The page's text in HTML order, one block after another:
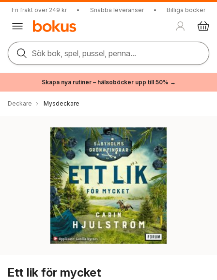
Fri frakt över 249 kr • Snabba leveranser • Billiga böcker
Sök bok, spel, pussel, penna...
Skapa nya rutiner – hälsoböcker upp till 50% →
Deckare Mysdeckare
Ett lik för mycket